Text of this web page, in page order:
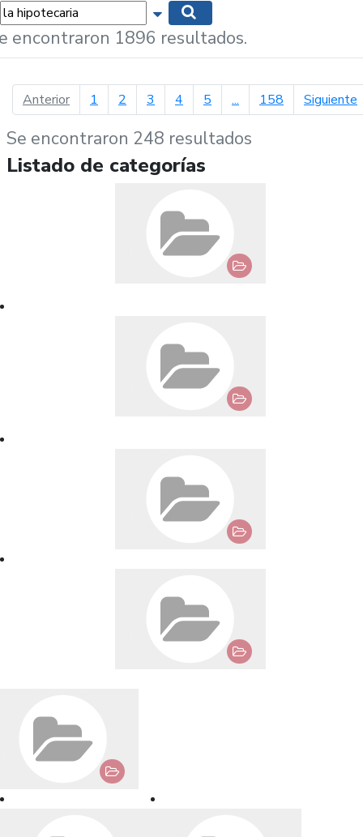
Mostrar opciones de búsqueda
encontraron 1896 resultados.
Anteriorpágina anterior
1 2 3 4 5 ... 158 Siguiente
Se encontraron 248 resultados
Listado de categorías